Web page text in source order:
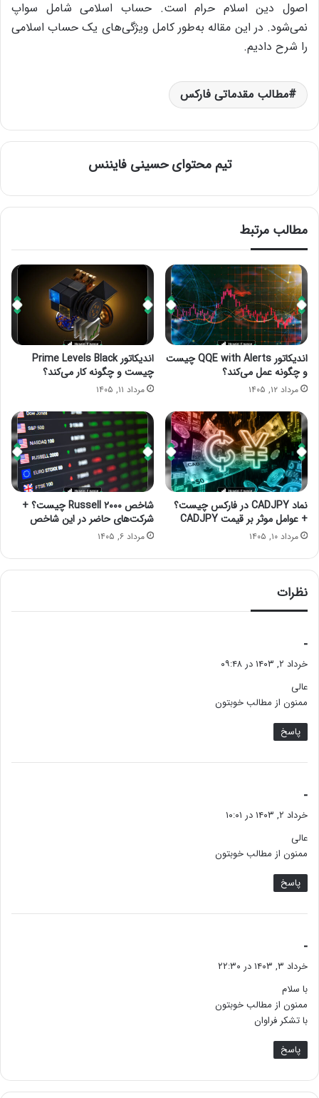
اصول دین اسلام حرام است. حساب اسلامی شامل سواپ
نمی‌شود. در این مقاله به‌طور کامل ویژگی‌های یک حساب اسلامی
را شرح دادیم.
مطالب مقدماتی فارکس
تیم محتوای حسینی‌ فایننس
مطالب مرتبط
اندیکاتور QQE with Alerts چیست
و چگونه عمل می‌کند؟
مرداد ۱۲, ۱۴۰۵
اندیکاتور Prime Levels Black
چیست و چگونه کار می‌کند؟
مرداد ۱۱, ۱۴۰۵
نماد CADJPY در فارکس چیست؟
+ عوامل موثر بر قیمت CADJPY
مرداد ۱۰, ۱۴۰۵
شاخص Russell ۲۰۰۰ چیست؟ +
شرکت‌های حاضر در این شاخص
مرداد ۶, ۱۴۰۵
نظرات
-
ت
:
خرداد ۲, ۱۴۰۳ در ۰۹:۴۸
عالی
ممنون از مطالب خوبتون
پاسخ
-
ت
:
خرداد ۲, ۱۴۰۳ در ۱۰:۰۱
عالی
ممنون از مطالب خوبتون
پاسخ
-
ت
:
خرداد ۳, ۱۴۰۳ در ۲۲:۳۰
با سلام
ممنون از مطالب خوبتون
با تشکر فراوان
پاسخ